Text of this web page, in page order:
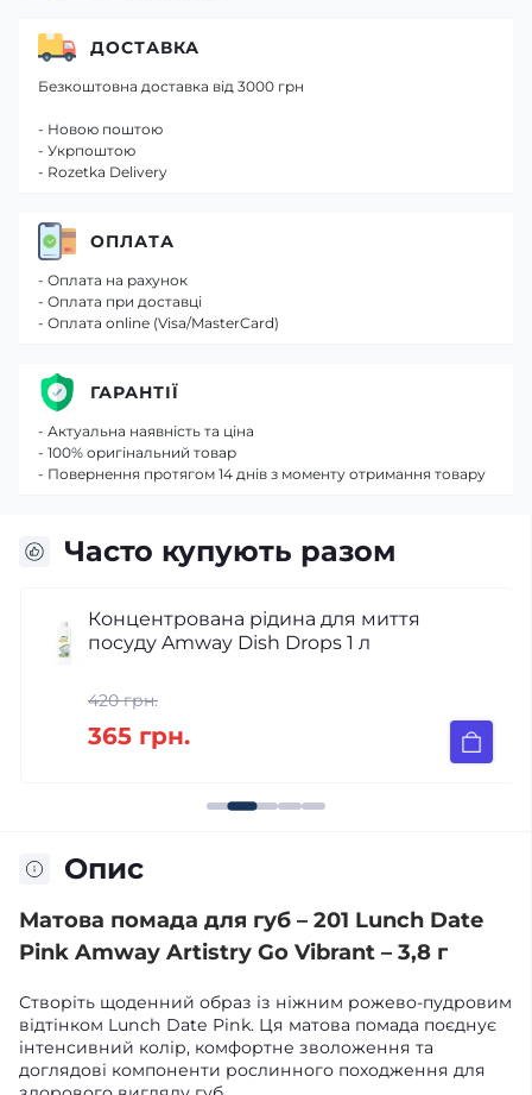
Часто купують разом
Концентрована рідина для миття
посуду Amway Dish Drops 1 л
420 грн.
365 грн.
Опис
Матова помада для губ – 201 Lunch Date
Pink Amway Artistry Go Vibrant – 3,8 г
Створіть щоденний образ із ніжним рожево-пудровим
відтінком Lunch Date Pink. Ця матова помада поєднує
інтенсивний колір, комфортне зволоження та
доглядові компоненти рослинного походження для
ДОСТАВКА
Безкоштовна доставка від 3000 грн
- Новою поштою
- Укрпоштою
- Rozetka Delivery
ОПЛАТА
- Оплата на рахунок
- Оплата при доставці
- Оплата online (Visa/MasterCard)
ГАРАНТІЇ
- Актуальна наявність та ціна
- 100% оригінальний товар
- Повернення протягом 14 днів з моменту отримання товару